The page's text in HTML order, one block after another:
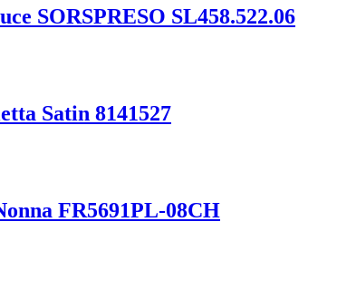
SORSPRESO SL458.522.06
Satin 8141527
FR5691PL-08CH